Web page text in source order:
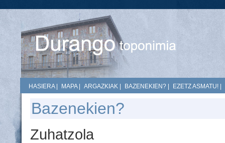
HASIERA| MAPA| ARGAZKIAK BAZENEKIEN? EZETZ ASMATU!
Bazenekien?
Zuhatzola